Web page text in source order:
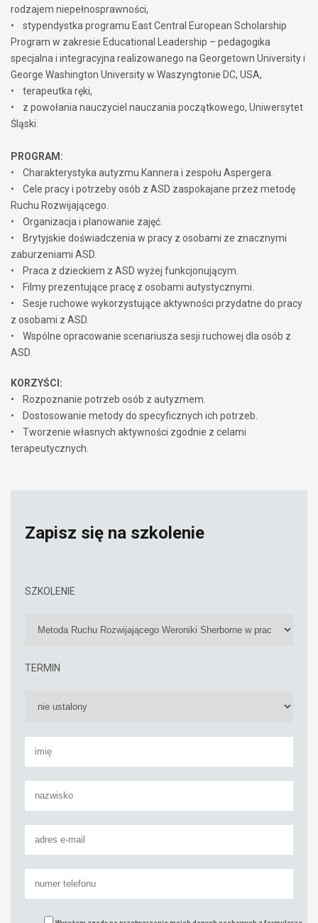
rodzajem niepełnosprawności,
• stypendystka programu East Central European Scholarship
Program w zakresie Educational Leadership – pedagogika
specjalna i integracyjna realizowanego na Georgetown University i
George Washington University w Waszyngtonie DC, USA,
• terapeutka ręki,
• z powołania nauczyciel nauczania początkowego, Uniwersytet
Śląski.
PROGRAM:
• Charakterystyka autyzmu Kannera i zespołu Aspergera.
• Cele pracy i potrzeby osób z ASD zaspokajane przez metodę
Ruchu Rozwijającego.
• Organizacja i planowanie zajęć.
• Brytyjskie doświadczenia w pracy z osobami ze znacznymi
zaburzeniami ASD.
• Praca z dzieckiem z ASD wyżej funkcjonującym.
• Filmy prezentujące pracę z osobami autystycznymi.
• Sesje ruchowe wykorzystujące aktywności przydatne do pracy
z osobami z ASD.
• Wspólne opracowanie scenariusza sesji ruchowej dla osób z
ASD.
KORZYŚCI:
• Rozpoznanie potrzeb osób z autyzmem.
• Dostosowanie metody do specyficznych ich potrzeb.
• Tworzenie własnych aktywności zgodnie z celami
terapeutycznych.
Zapisz się na szkolenie
SZKOLENIE
TERMIN